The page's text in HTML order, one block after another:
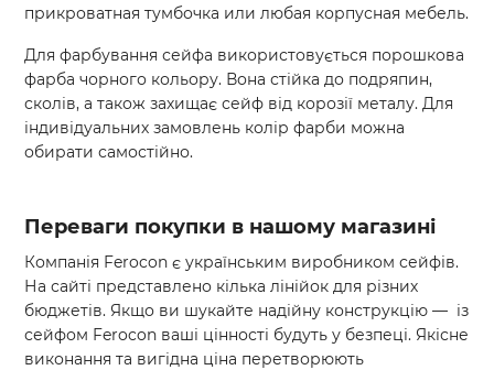
прикроватная тумбочка или любая корпусная мебель.
Для фарбування сейфа використовується порошкова
фарба чорного кольору. Вона стійка до подряпин,
сколів, а також захищає сейф від корозії металу. Для
індивідуальних замовлень колір фарби можна
обирати самостійно.
Переваги покупки в нашому магазині
Компанія Ferocon є українським виробником сейфів.
На сайті представлено кілька лінійок для різних
бюджетів. Якщо ви шукайте надійну конструкцію — із
сейфом Ferocon ваші цінності будуть у безпеці. Якісне
виконання та вигідна ціна перетворюють